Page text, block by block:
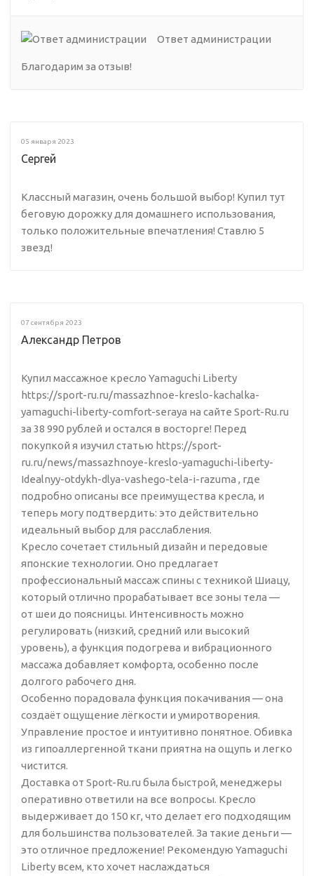
Ответ администрации
Благодарим за отзыв!
05 января 2023
Сергей
Классный магазин, очень большой выбор! Купил тут
беговую дорожку для домашнего использования,
только положительные впечатления! Ставлю 5
звезд!
07 сентября 2023
Александр Петров
Купил массажное кресло Yamaguchi Liberty
https://sport-ru.ru/massazhnoe-kreslo-kachalka-
yamaguchi-liberty-comfort-seraya на сайте Sport-Ru.ru
за 38 990 рублей и остался в восторге! Перед
покупкой я изучил статью https://sport-
ru.ru/news/massazhnoye-kreslo-yamaguchi-liberty-
Idealnyy-otdykh-dlya-vashego-tela-i-razuma , где
подробно описаны все преимущества кресла, и
теперь могу подтвердить: это действительно
идеальный выбор для расслабления.
Кресло сочетает стильный дизайн и передовые
японские технологии. Оно предлагает
профессиональный массаж спины с техникой Шиацу,
который отлично прорабатывает все зоны тела —
от шеи до поясницы. Интенсивность можно
регулировать (низкий, средний или высокий
уровень), а функция подогрева и вибрационного
массажа добавляет комфорта, особенно после
долгого рабочего дня.
Особенно порадовала функция покачивания — она
создаёт ощущение лёгкости и умиротворения.
Управление простое и интуитивно понятное. Обивка
из гипоаллергенной ткани приятна на ощупь и легко
чистится.
Доставка от Sport-Ru.ru была быстрой, менеджеры
оперативно ответили на все вопросы. Кресло
выдерживает до 150 кг, что делает его подходящим
для большинства пользователей. За такие деньги —
это отличное предложение! Рекомендую Yamaguchi
Liberty всем, кто хочет наслаждаться